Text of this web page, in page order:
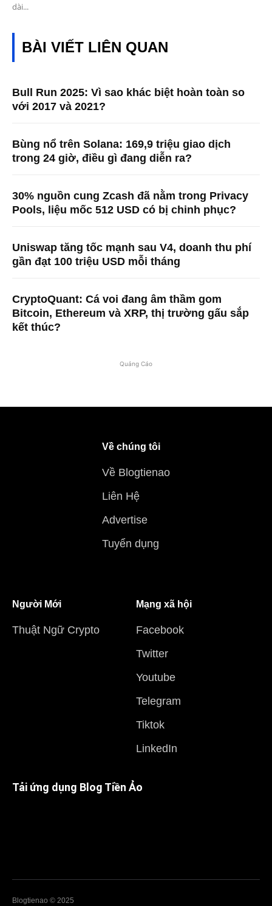
dài...
BÀI VIẾT LIÊN QUAN
Bull Run 2025: Vì sao khác biệt hoàn toàn so
với 2017 và 2021?
Bùng nổ trên Solana: 169,9 triệu giao dịch
trong 24 giờ, điều gì đang diễn ra?
30% nguồn cung Zcash đã nằm trong Privacy
Pools, liệu mốc 512 USD có bị chinh phục?
Uniswap tăng tốc mạnh sau V4, doanh thu phí
gần đạt 100 triệu USD mỗi tháng
CryptoQuant: Cá voi đang âm thầm gom
Bitcoin, Ethereum và XRP, thị trường gấu sắp
kết thúc?
Quảng Cáo
Về chúng tôi
Về Blogtienao
Liên Hệ
Advertise
Tuyển dụng
Người Mới
Thuật Ngữ Crypto
Mạng xã hội
Facebook
Twitter
Youtube
Telegram
Tiktok
LinkedIn
Tải ứng dụng Blog Tiền Ảo
Blogtienao © 2025